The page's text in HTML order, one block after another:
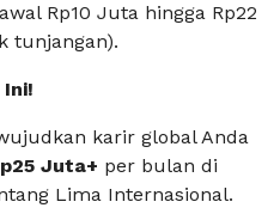
Rp10 Juta hingga Rp22
tunjangan).
karir global Anda
Juta+ per bulan di
Lima Internasional.